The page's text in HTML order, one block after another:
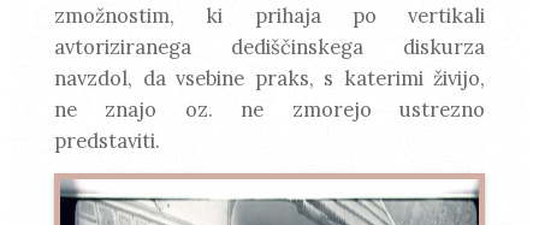
zmožnostim, ki prihaja po vertikali
avtoriziranega dediščinskega diskurza
navzdol, da vsebine praks, s katerimi živijo,
ne znajo oz. ne zmorejo ustrezno
predstaviti.